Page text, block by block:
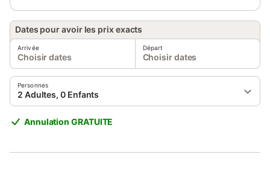
Dates pour avoir les prix exacts
Arrivée
Choisir dates
Départ
Choisir dates
Personnes
2 Adultes, 0 Enfants
Annulation GRATUITE